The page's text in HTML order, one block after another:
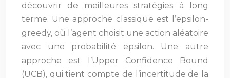
découvrir de meilleures stratégies à long
terme. Une approche classique est l’epsilon-
greedy, où l’agent choisit une action aléatoire
avec une probabilité epsilon. Une autre
approche est l’Upper Confidence Bound
(UCB), qui tient compte de l’incertitude de la